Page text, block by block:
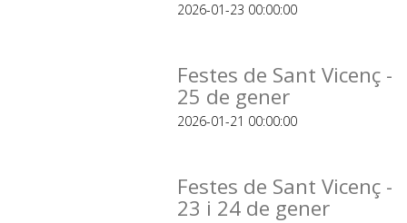
2026-01-23 00:00:00
Festes de Sant Vicenç -
25 de gener
2026-01-21 00:00:00
Festes de Sant Vicenç -
23 i 24 de gener